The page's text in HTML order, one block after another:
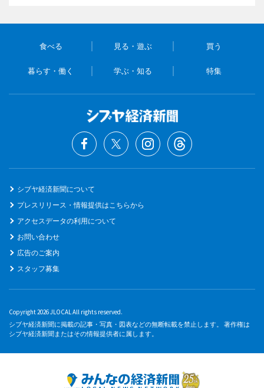
食べる 見る・遊ぶ 買う
暮らす・働く 学ぶ・知る 特集
シブヤ経済新聞について
プレスリリース・情報提供はこちらから
アクセスデータの利用について
お問い合わせ
広告のご案内
スタッフ募集
Copyright 2026 JLOCAL All rights reserved.
シブヤ経済新聞に掲載の記事・写真・図表などの無断転載を禁止します。 著作権は
シブヤ経済新聞またはその情報提供者に属します。